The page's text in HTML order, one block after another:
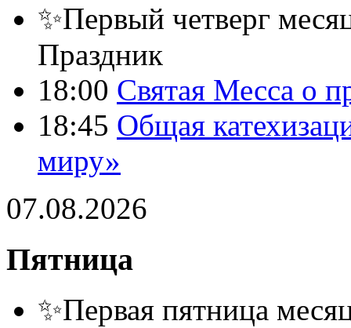
✨Первый четверг
Праздник
18:00 Святая Месса о
18:45 Общая
миру»
07.08.2026
Пятница
✨Первая пятница